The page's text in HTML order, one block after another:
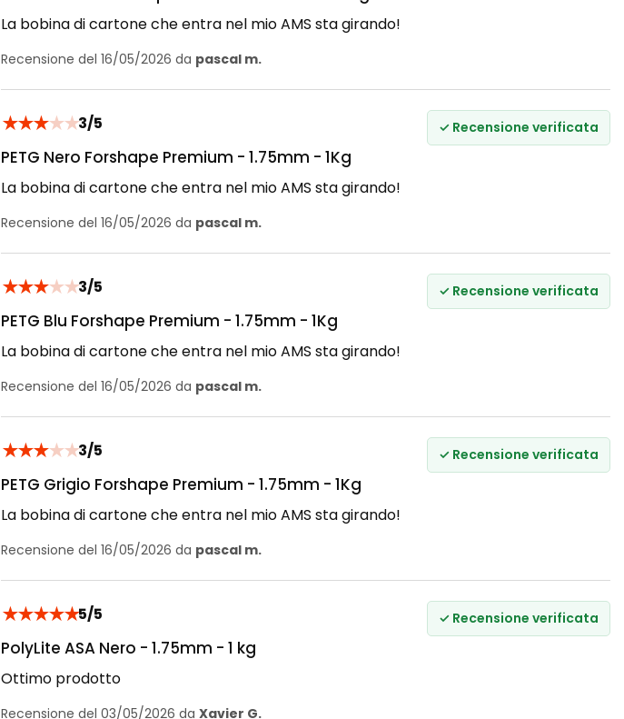
La bobina di cartone che entra nel mio AMS sta girando!
Recensione del 16/05/2026 da pascal m.
★★★★★3/5
PETG Nero Forshape Premium - 1.75mm - 1Kg
✓ Recensione verificata
La bobina di cartone che entra nel mio AMS sta girando!
Recensione del 16/05/2026 da pascal m.
★★★★★3/5
PETG Blu Forshape Premium - 1.75mm - 1Kg
✓ Recensione verificata
La bobina di cartone che entra nel mio AMS sta girando!
Recensione del 16/05/2026 da pascal m.
★★★★★3/5
PETG Grigio Forshape Premium - 1.75mm - 1Kg
✓ Recensione verificata
La bobina di cartone che entra nel mio AMS sta girando!
Recensione del 16/05/2026 da pascal m.
★★★★★5/5
PolyLite ASA Nero - 1.75mm - 1 kg
✓ Recensione verificata
Ottimo prodotto
Recensione del 03/05/2026 da Xavier G.